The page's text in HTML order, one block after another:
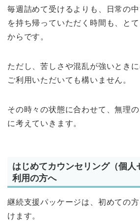
毎週詰めて受けるよりも、日常の
を持ち帰っていただく時間も、と
からです。
ただし、苦しさや混乱が強いとき
ご利用いただいても構いません。
その時々の状態に合わせて、無理
に考えていきます。
はじめてカウンセリング（個人
利用の方へ
継続支援パッケージは、初めての
けます。